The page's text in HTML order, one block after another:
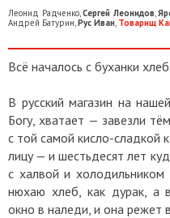
Леонид Радченко, Сергей Леонидов
Андрей Батурин Рус Иван Товарищ
Всё началось с буханки
В русский магазин на
Богу, хватает — завезли
с той самой кисло-сладкой
лицу — и шестьдесят лет
с халвой и
нюхаю хлеб, как дурак, а
окно в наледи, и она режет